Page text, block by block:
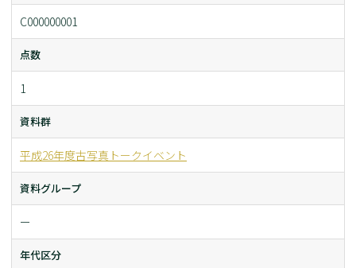
C000000001
点数
1
資料群
平成26年度古写真トークイベント
資料グループ
ー
年代区分